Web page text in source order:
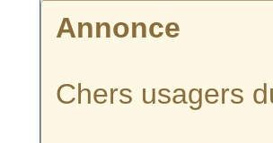
Annonce
Chers usagers